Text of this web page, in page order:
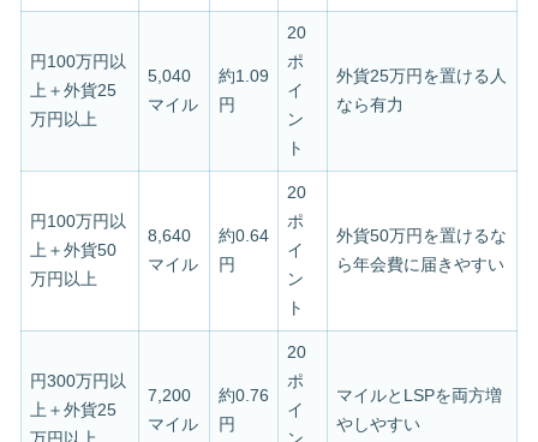
円100万円以
上＋外貨25
万円以上
5,040
マイル
約1.09
円
20
ポ
イ
ン
ト
外貨25万円を置ける人
なら有力
円100万円以
上＋外貨50
万円以上
8,640
マイル
約0.64
円
20
ポ
イ
ン
ト
外貨50万円を置けるな
ら年会費に届きやすい
円300万円以
上＋外貨25
7,200
マイル
約0.76
円
20
ポ
イ
マイルとLSPを両方増
やしやすい